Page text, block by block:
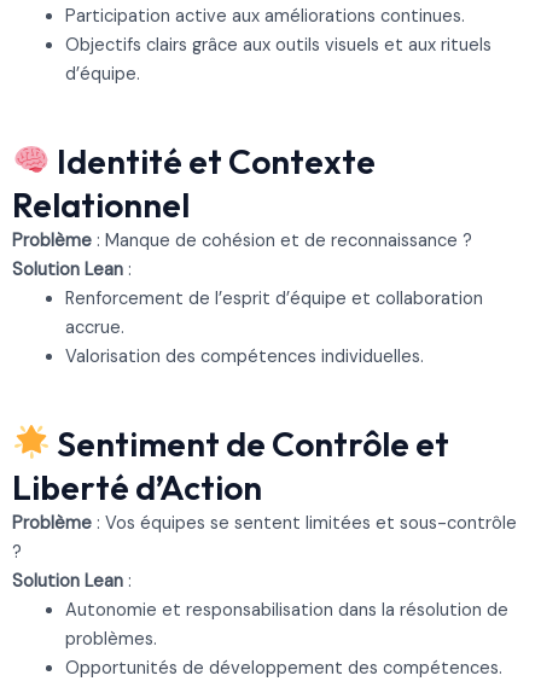
Participation active aux améliorations continues.
Objectifs clairs grâce aux outils visuels et aux rituels
d’équipe.
Identité et Contexte
Relationnel
Problème : Manque de cohésion et de reconnaissance ?
Solution Lean :
Renforcement de l’esprit d’équipe et collaboration
accrue.
Valorisation des compétences individuelles.
Sentiment de Contrôle et
Liberté d’Action
Problème : Vos équipes se sentent limitées et sous-contrôle
?
Solution Lean :
Autonomie et responsabilisation dans la résolution de
problèmes.
Opportunités de développement des compétences.